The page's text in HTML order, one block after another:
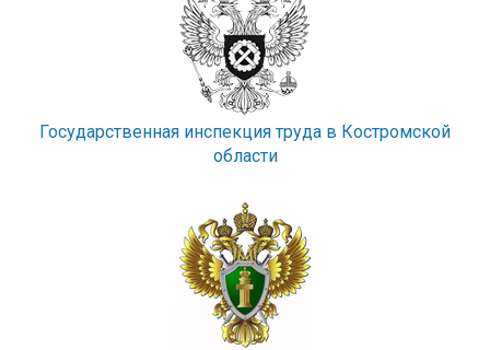
Государственная инспекция труда в Костромской
области